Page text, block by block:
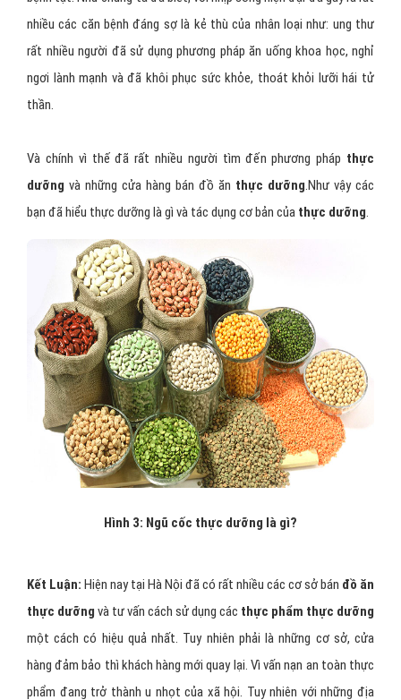
Thực dưỡnglà một phương pháp ăn uống mà bất cứ người nào
cũng có thể sử dụng được nhất là những người đang bị ốm đau
bệnh tật. Như chúng ta đã biết, với nhịp sống hiện đại đã gây ra rất
nhiều các căn bệnh đáng sợ là kẻ thù của nhân loại như: ung thư
rất nhiều người đã sử dụng phương pháp ăn uống khoa học, nghỉ
ngơi lành mạnh và đã khôi phục sức khỏe, thoát khỏi lưỡi hái tử
thần.
Và chính vì thế đã rất nhiều người tìm đến phương pháp
dưỡngvà những cửa hàng bán đồ ănthực dưỡng.Như vậy các
bạn đã hiểu thực dưỡng là gì và tác dụng cơ bản của